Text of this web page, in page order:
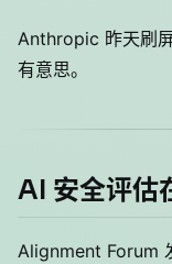
Anthropic 昨天刷
有意思。
AI 安全评估
Alignment Forum